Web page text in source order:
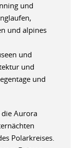
und
und alpines
und
und
und
Aurora
Polarkreises.